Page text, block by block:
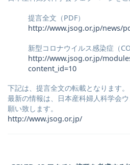
提言全文（PDF）
http://www.jsog.or.jp/news/
新型コロナウイルス感染症（
http://www.jsog.or.jp/
content_id=10
下記は、提言全文の転載となります。
最新の情報は、日本産科婦人科学会
願い致します。
http://www.jsog.or.jp/